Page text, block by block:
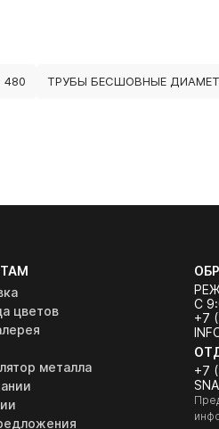
ТРУБЫ БЕСШОВНЫЕ
цветов
металла
С
+7
+7